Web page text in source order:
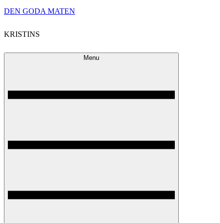
Skip
content
DEN GODA MATEN
KRISTINS
Menu